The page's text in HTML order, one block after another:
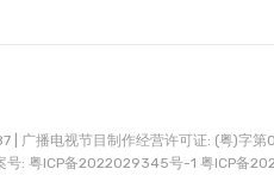
| 广播电视节目制作经营许可证: (粤)字第
号: 粤ICP备2022029345号-1 粤ICP备